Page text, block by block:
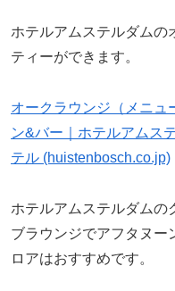
ホテルアムステルダムの
ティーができます。
オークラウンジ（メニュ
ン&バー｜ホテルアムス
テル (huistenbosch.co.jp)
ホテルアムステルダムの
ブラウンジでアフタヌー
ロアはおすすめです。